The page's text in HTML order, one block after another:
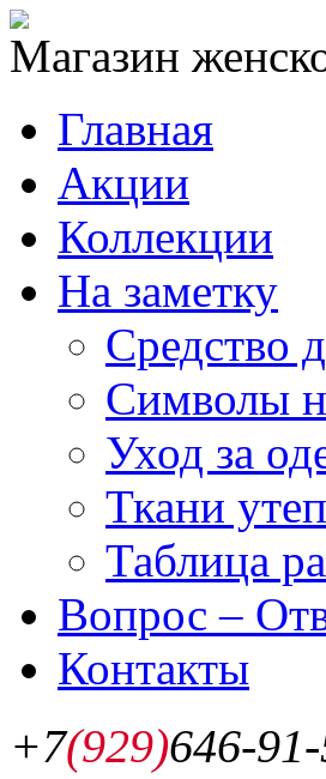
Магазин
Главная
Акции
Коллекции
На заметку
Средство
Символы
Уход за
Ткани
Таблица
Вопрос –
Контакты
+7(929)646-